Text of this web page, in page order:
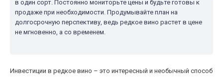
в один сорт. Постоянно мониторьте цены и будьте готовы к
продаже при необходимости. Продумывайте план на
долгосрочную перспективу, ведь редкое вино растет в цене
не мгновенно, а со временем.
Инвестиции в редкое вино – это интересный и необычный способ